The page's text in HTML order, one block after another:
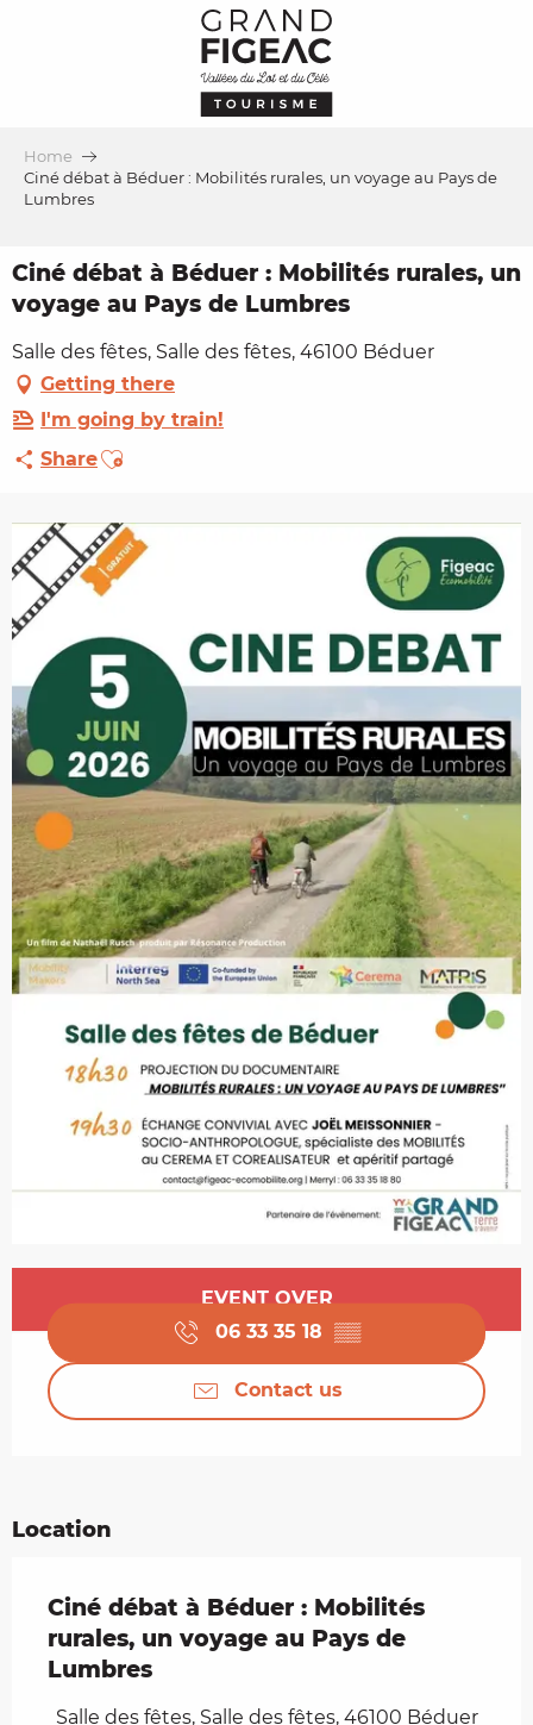
Home
Ciné débat à Béduer : Mobilités rurales, un voyage au Pays de
Lumbres
Ciné débat à Béduer : Mobilités rurales, un
voyage au Pays de Lumbres
Salle des fêtes, Salle des fêtes, 46100 Béduer
Getting there
I'm going by train!
ShareAjouter aux favoris
Opening hours & contact details
EVENT OVER
06 33 35 18 ▒▒
Contact us
Location
Ciné débat à Béduer : Mobilités
rurales, un voyage au Pays de
Lumbres
Salle des fêtes, Salle des fêtes, 46100 Béduer